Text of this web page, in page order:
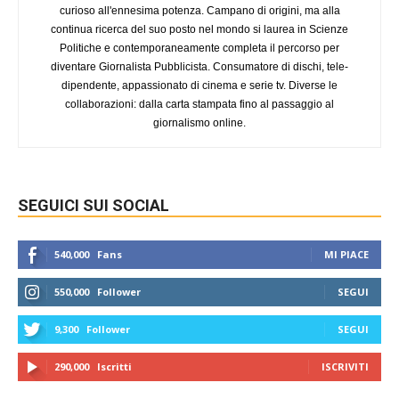
curioso all'ennesima potenza. Campano di origini, ma alla
continua ricerca del suo posto nel mondo si laurea in Scienze
Politiche e contemporaneamente completa il percorso per
diventare Giornalista Pubblicista. Consumatore di dischi, tele-
dipendente, appassionato di cinema e serie tv. Diverse le
collaborazioni: dalla carta stampata fino al passaggio al
giornalismo online.
SEGUICI SUI SOCIAL
540,000 Fans MI PIACE
550,000 Follower SEGUI
9,300 Follower SEGUI
290,000 Iscritti ISCRIVITI